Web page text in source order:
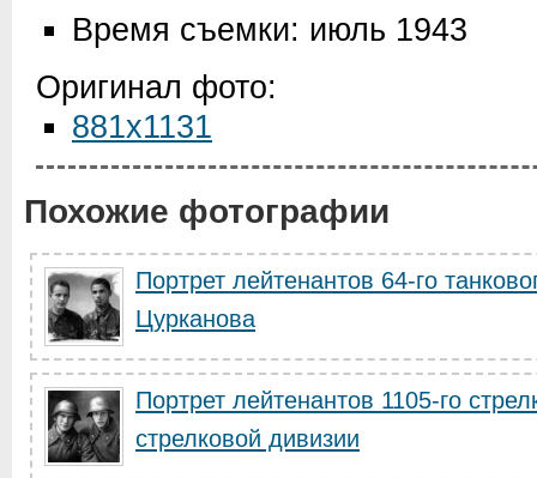
Время съемки: июль 1943
Оригинал фото:
881x1131
Похожие фотографии
Портрет лейтенантов 64-го
Цурканова
Портрет лейтенантов 1105-го
стрелковой дивизии